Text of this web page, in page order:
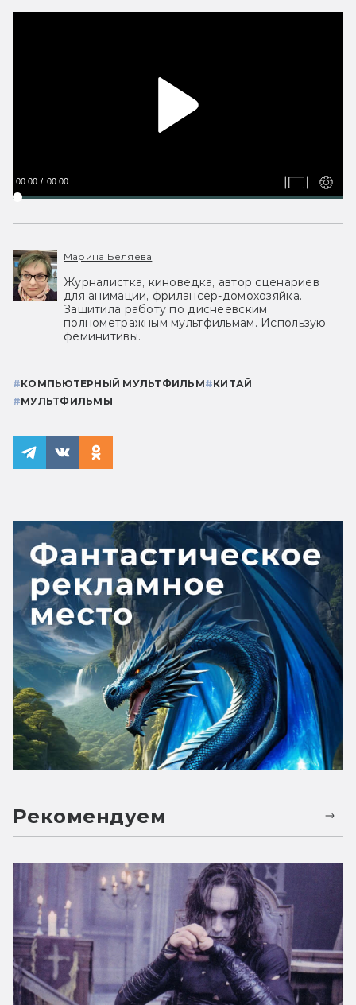
00:00 00:00
Марина Беляева
Журналистка, киноведка, автор сценариев
для анимации, фрилансер-домохозяйка.
Защитила работу по диснеевским
полнометражным мультфильмам. Использую
феминитивы.
#КОМПЬЮТЕРНЫЙ МУЛЬТФИЛЬМ#КИТАЙ
#МУЛЬТФИЛЬМЫ
Рекомендуем